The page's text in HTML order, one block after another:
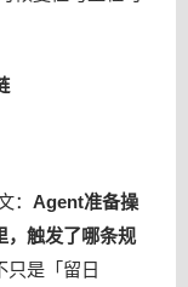
： Agent准备操
，触发了哪条规
只是「留日